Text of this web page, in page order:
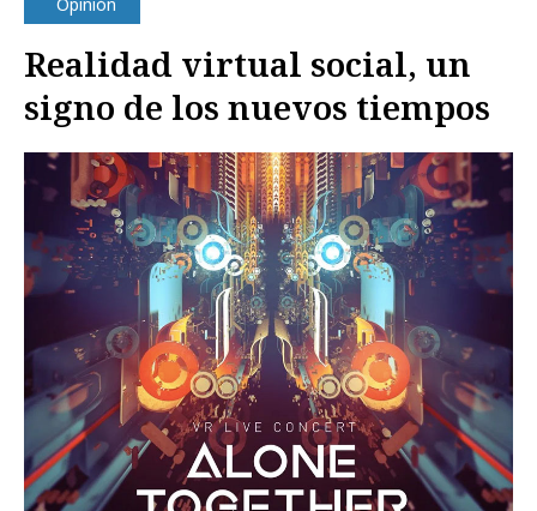
Realidad virtual social, un
signo de los nuevos tiempos